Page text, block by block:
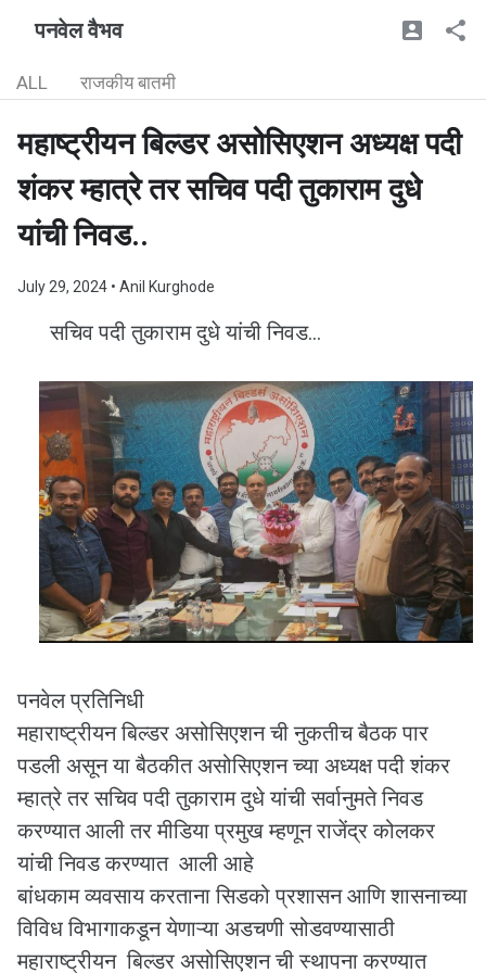
पनवेल वैभव
ALL राजकीय बातमी
महाष्ट्रीयन बिल्डर असोसिएशन अध्यक्ष पदी
शंकर म्हात्रे तर सचिव पदी तुकाराम दुधे
यांची निवड..
July 29, 2024 • Anil Kurghode
सचिव पदी तुकाराम दुधे यांची निवड...
पनवेल प्रतिनिधी
महाराष्ट्रीयन बिल्डर असोसिएशन ची नुकतीच बैठक पार
पडली असून या बैठकीत असोसिएशन च्या अध्यक्ष पदी शंकर
म्हात्रे तर सचिव पदी तुकाराम दुधे यांची सर्वानुमते निवड
करण्यात आली तर मीडिया प्रमुख म्हणून राजेंद्र कोलकर
यांची निवड करण्यात आली आहे
बांधकाम व्यवसाय करताना सिडको प्रशासन आणि शासनाच्या
विविध विभागाकडून येणाऱ्या अडचणी सोडवण्यासाठी
महाराष्ट्रीयन बिल्डर असोसिएशन ची स्थापना करण्यात